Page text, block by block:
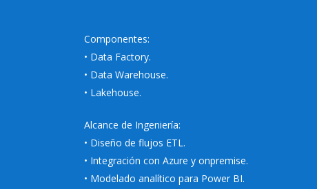
Componentes:
• Data Factory.
• Data Warehouse.
• Lakehouse.
Alcance de Ingeniería:
• Diseño de flujos ETL.
• Integración con Azure y onpremise.
• Modelado analítico para Power BI.